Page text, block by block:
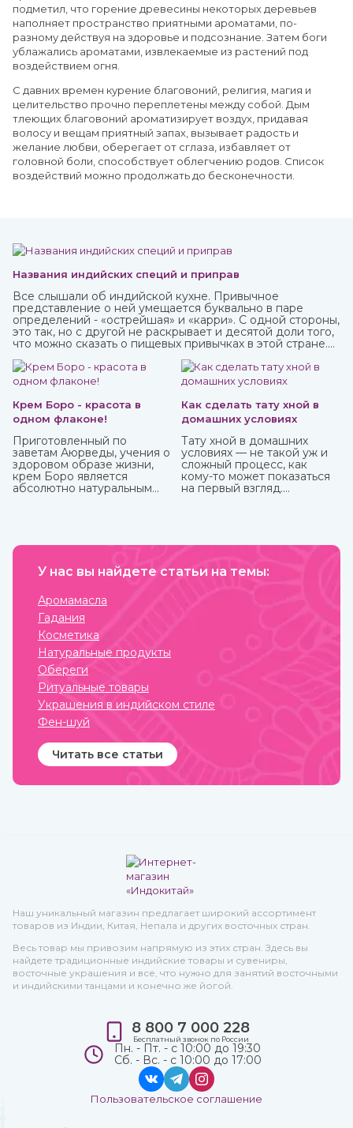
подметил, что горение древесины некоторых деревьев
наполняет пространство приятными ароматами, по-
разному действуя на здоровье и подсознание. Затем боги
ублажались ароматами, извлекаемые из растений под
воздействием огня.
С давних времен курение благовоний, религия, магия и
целительство прочно переплетены между собой. Дым
тлеющих благовоний ароматизирует воздух, придавая
волосу и вещам приятный запах, вызывает радость и
желание любви, оберегает от сглаза, избавляет от
головной боли, способствует облегчению родов. Список
воздействий можно продолжать до бесконечности.
Названия индийских специй и приправ
Все слышали об индийской кухне. Привычное
представление о ней умещается буквально в паре
определений - «острейшая» и «карри». С одной стороны,
это так, но с другой не раскрывает и десятой доли того,
что можно сказать о пищевых привычках в этой стране.
Присутствующие в ней специи и их сочетания
подобраны специально таким образом, чтобы не только
придавать удивительные вкусовые свойства блюдам, но
и оказывать благотворное влияние на организм.
Крем Боро - красота в
одном флаконе!
Приготовленный по
заветам Аюрведы, учения о
здоровом образе жизни,
крем Боро является
абсолютно натуральным
антибактериальные и
свойства, благодаря
мелкие трещинки и ранки
на коже, ожоги, грибковые
заболевания, герпес.
Как сделать тату хной в
домашних условиях
Тату хной в домашних
условиях — не такой уж и
сложный процесс, как
кому-то может показаться
на первый взгляд.
модного, стильного и
тату хной, вы можете узнать
У нас вы найдете статьи на темы:
Аромамасла
Гадания
Косметика
Натуральные продукты
Обереги
Ритуальные товары
Украшения в индийском стиле
Фен-шуй
Читать все статьи
Наш уникальный магазин предлагает широкий ассортимент
товаров из Индии, Китая, Непала и других восточных стран.
Весь товар мы привозим напрямую из этих стран. Здесь вы
найдете традиционные индийские товары и сувениры,
восточные украшения и все, что нужно для занятий восточными
и индийскими танцами и конечно же йогой.
8 800 7 000 228
Бесплатный звонок по России
Пн. - Пт. - с 10:00 до 19:30
Сб. - Вс. - с 10:00 до 17:00
Пользовательское соглашение